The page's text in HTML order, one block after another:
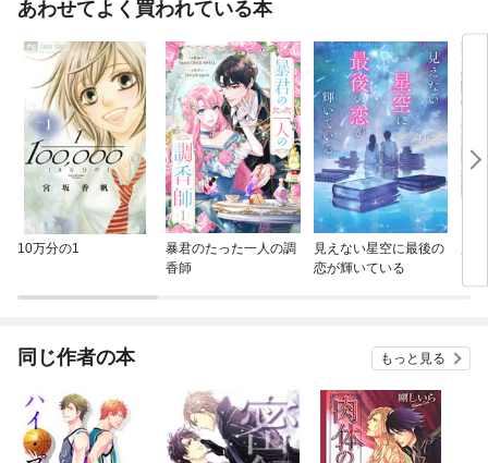
あわせてよく買われている本
10万分の1
暴君のたった一人の調
香師
見えない星空に最後の
恋が輝いている
同じ作者の本 もっと見る